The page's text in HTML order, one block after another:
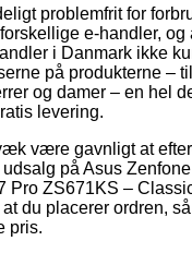
problemfrit for
e-handler, og
i Danmark ikke
på produkterne –
og damer – en hel
levering.
være gavnligt at
på Asus
Pro ZS671KS –
du placerer ordren,
pris.